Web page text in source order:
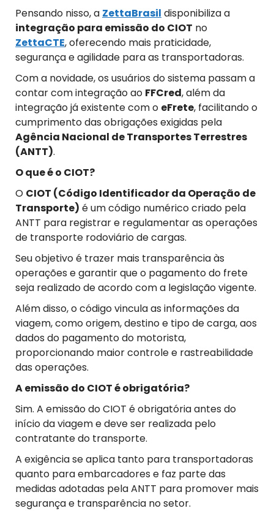
Pensando nisso, a ZettaBrasil disponibiliza a
integração para emissão do CIOT no
ZettaCTE, oferecendo mais praticidade,
segurança e agilidade para as transportadoras.
Com a novidade, os usuários do sistema passam a
contar com integração ao FFCred, além da
integração já existente com o eFrete, facilitando o
cumprimento das obrigações exigidas pela
Agência Nacional de Transportes Terrestres
(ANTT).
O que é o CIOT?
O CIOT (Código Identificador da Operação de
Transporte) é um código numérico criado pela
ANTT para registrar e regulamentar as operações
de transporte rodoviário de cargas.
Seu objetivo é trazer mais transparência às
operações e garantir que o pagamento do frete
seja realizado de acordo com a legislação vigente.
Além disso, o código vincula as informações da
viagem, como origem, destino e tipo de carga, aos
dados do pagamento do motorista,
proporcionando maior controle e rastreabilidade
das operações.
A emissão do CIOT é obrigatória?
Sim. A emissão do CIOT é obrigatória antes do
início da viagem e deve ser realizada pelo
contratante do transporte.
A exigência se aplica tanto para transportadoras
quanto para embarcadores e faz parte das
medidas adotadas pela ANTT para promover mais
segurança e transparência no setor.